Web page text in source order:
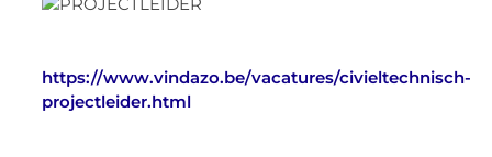
https://www.vindazo.be/vacatures/civieltechnisch-
projectleider.html